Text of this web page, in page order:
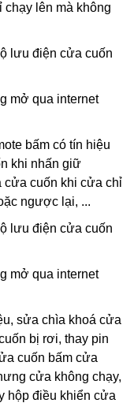
lên mà không
lưu điện cửa cuốn
mở qua internet
bấm có tín hiệu
khi nhấn giữ
cửa cuốn khi cửa chỉ
ngược lại, ...
lưu điện cửa cuốn
mở qua internet
sửa chìa khoá cửa
bị rơi, thay pin
cuốn bấm cửa
cửa không chạy,
hộp điều khiển cửa